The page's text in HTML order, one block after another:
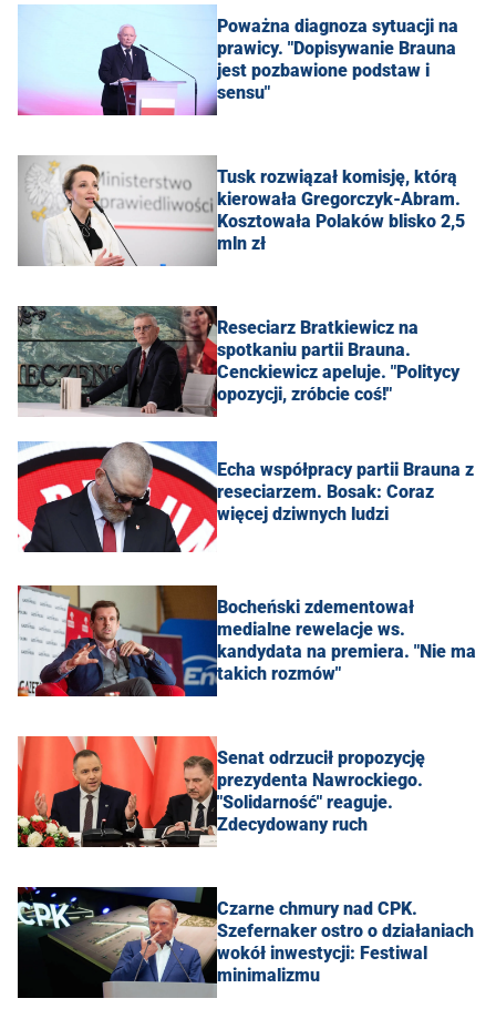
Poważna diagnoza sytuacji na
prawicy. "Dopisywanie Brauna
jest pozbawione podstaw i
sensu"
Tusk rozwiązał komisję, którą
kierowała Gregorczyk-Abram.
Kosztowała Polaków blisko 2,5
mln zł
Reseciarz Bratkiewicz na
spotkaniu partii Brauna.
Cenckiewicz apeluje. "Politycy
opozycji, zróbcie coś!"
Echa współpracy partii Brauna z
reseciarzem. Bosak: Coraz
więcej dziwnych ludzi
Bocheński zdementował
medialne rewelacje ws.
kandydata na premiera. "Nie ma
takich rozmów"
Senat odrzucił propozycję
prezydenta Nawrockiego.
"Solidarność" reaguje.
Zdecydowany ruch
Czarne chmury nad CPK.
Szefernaker ostro o działaniach
wokół inwestycji: Festiwal
minimalizmu